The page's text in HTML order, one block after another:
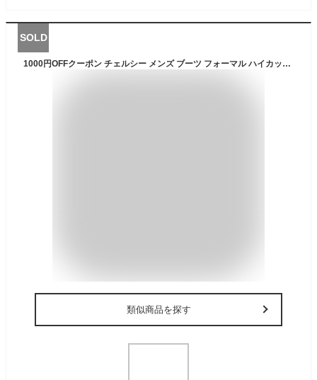
SOLD
1000円OFFクーポン チェルシー メンズ ブーツ フォーマル ハイカット イギリス風 ビジネスブーツ 防臭 革靴 ヒールアップシューズ ビジネスシューズ ビジネスブーツ サイドゴア おしゃれ シンプル 紳士靴 フォーマル 通勤 歩きやすい 疲れない BKVB
類似商品を探す